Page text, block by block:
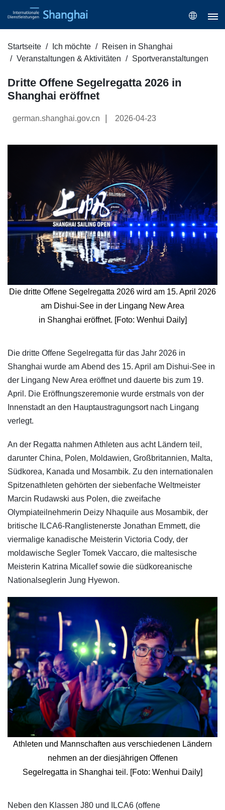
Startseite Ich möchte
Reisen in Shanghai
Veranstaltungen & Aktivitäten
Sportveranstaltungen
Dritte Offene Segelregatta 2026 in
Shanghai eröffnet
german.shanghai.gov.cn 2026-04-23
Die dritte Offene Segelregatta 2026 wird am 15. April 2026
am Dishui-See in der Lingang New Area
in Shanghai eröffnet. [Foto: Wenhui Daily]
​Die dritte Offene Segelregatta für das Jahr 2026 in
Shanghai wurde am Abend des 15. April am Dishui-See in
der Lingang New Area eröffnet und dauerte bis zum 19.
April. Die Eröffnungszeremonie wurde erstmals von der
Innenstadt an den Hauptaustragungsort nach Lingang
verlegt.
An der Regatta nahmen Athleten aus acht Ländern teil,
darunter China, Polen, Moldawien, Großbritannien, Malta,
Südkorea, Kanada und Mosambik. Zu den internationalen
Spitzenathleten gehörten der siebenfache Weltmeister
Marcin Rudawski aus Polen, die zweifache
Olympiateilnehmerin Deizy Nhaquile aus Mosambik, der
britische ILCA6-Ranglistenerste Jonathan Emmett, die
viermalige kanadische Meisterin Victoria Cody, der
moldawische Segler Tomek Vaccaro, die maltesische
Meisterin Katrina Micallef sowie die südkoreanische
Nationalseglerin Jung Hyewon.
Athleten und Mannschaften aus verschiedenen Ländern
nehmen an der diesjährigen Offenen
Segelregatta in Shanghai teil. [Foto: Wenhui Daily]
​Neben den Klassen J80 und ILCA6 (offene